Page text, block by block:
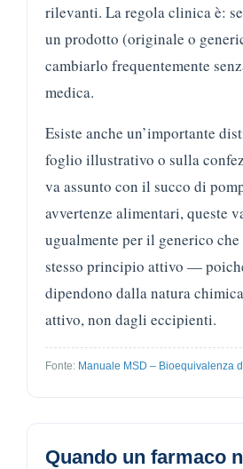
rilevanti. La regola clinica è:
un prodotto (originale o
cambiarlo frequentemente
medica.
Esiste anche un’importante
foglio illustrativo o sulla
va assunto con il succo di
avvertenze alimentari, queste
ugualmente per il generico
stesso principio attivo —
dipendono dalla natura
attivo, non dagli eccipienti.
Fonte: Manuale MSD – Bioequivalenza
Quando un farmaco